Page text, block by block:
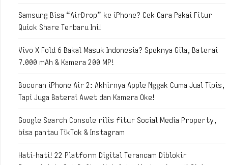
Samsung Bisa “AirDrop” ke iPhone? Cek Cara Pakai Fitur
Quick Share Terbaru Ini!
Vivo X Fold 6 Bakal Masuk Indonesia? Speknya Gila, Baterai
7.000 mAh & Kamera 200 MP!
Bocoran iPhone Air 2: Akhirnya Apple Nggak Cuma Jual Tipis,
Tapi Juga Baterai Awet dan Kamera Oke!
Google Search Console rilis fitur Social Media Property,
bisa pantau TikTok & Instagram
Hati-hati! 22 Platform Digital Terancam Diblokir